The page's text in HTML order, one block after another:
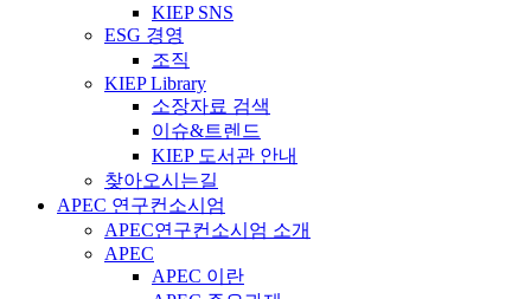
KIEP SNS
ESG 경영
조직
KIEP Library
소장자료 검색
이슈&트렌드
KIEP 도서관 안내
찾아오시는길
APEC 연구컨소시엄
APEC연구컨소시엄 소개
APEC
APEC 이란